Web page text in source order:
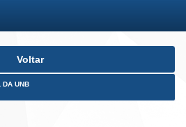
Voltar
DA UNB